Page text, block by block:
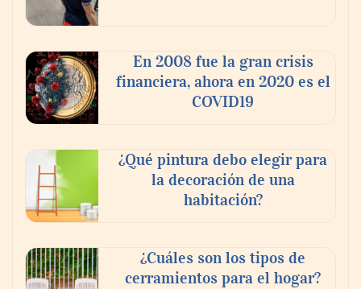
‘El ransomware se puede vencer. No
Ricardo Palacio EscobarEn 2008 fue la gran crisis
financiera, ahora en 2020 es el
COVID19
¿Qué pintura debo elegir para
la decoración de una
habitación?
¿Cuáles son los tipos de
cerramientos para el hogar?